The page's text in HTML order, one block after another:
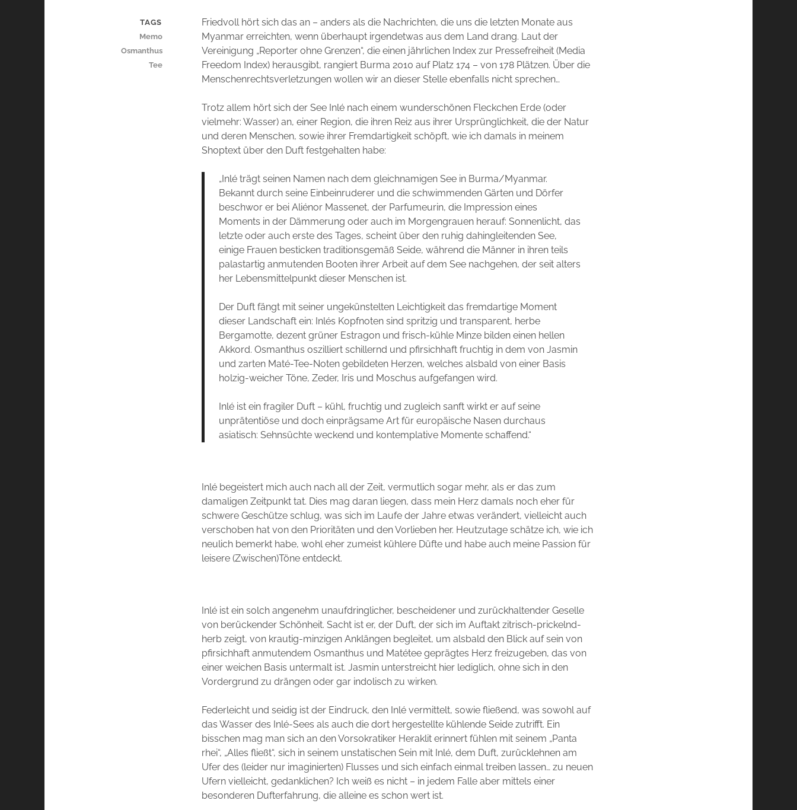
Friedvoll hört sich das an – anders als die Nachrichten, die uns die letzten Monate aus
Myanmar erreichten, wenn überhaupt irgendetwas aus dem Land drang. Laut der
Vereinigung „Reporter ohne Grenzen“, die einen jährlichen Index zur Pressefreiheit (Media
Freedom Index) herausgibt, rangiert Burma 2010 auf Platz 174 – von 178 Plätzen. Über die
Menschenrechtsverletzungen wollen wir an dieser Stelle ebenfalls nicht sprechen…
Trotz allem hört sich der See Inlé nach einem wunderschönen Fleckchen Erde (oder
vielmehr: Wasser) an, einer Region, die ihren Reiz aus ihrer Ursprünglichkeit, die der Natur
und deren Menschen, sowie ihrer Fremdartigkeit schöpft, wie ich damals in meinem
Shoptext über den Duft festgehalten habe:
„Inlé trägt seinen Namen nach dem gleichnamigen See in Burma/Myanmar.
Bekannt durch seine Einbeinruderer und die schwimmenden Gärten und Dörfer
beschwor er bei Aliénor Massenet, der Parfumeurin, die Impression eines
Moments in der Dämmerung oder auch im Morgengrauen herauf: Sonnenlicht, das
letzte oder auch erste des Tages, scheint über den ruhig dahingleitenden See,
einige Frauen besticken traditionsgemäß Seide, während die Männer in ihren teils
palastartig anmutenden Booten ihrer Arbeit auf dem See nachgehen, der seit alters
her Lebensmittelpunkt dieser Menschen ist.
Der Duft fängt mit seiner ungekünstelten Leichtigkeit das fremdartige Moment
dieser Landschaft ein: Inlés Kopfnoten sind spritzig und transparent, herbe
Bergamotte, dezent grüner Estragon und frisch-kühle Minze bilden einen hellen
Akkord. Osmanthus oszilliert schillernd und pfirsichhaft fruchtig in dem von Jasmin
und zarten Maté-Tee-Noten gebildeten Herzen, welches alsbald von einer Basis
holzig-weicher Töne, Zeder, Iris und Moschus aufgefangen wird.
Inlé ist ein fragiler Duft – kühl, fruchtig und zugleich sanft wirkt er auf seine
unprätentiöse und doch einprägsame Art für europäische Nasen durchaus
asiatisch: Sehnsüchte weckend und kontemplative Momente schaffend.“
Inlé begeistert mich auch nach all der Zeit, vermutlich sogar mehr, als er das zum
damaligen Zeitpunkt tat. Dies mag daran liegen, dass mein Herz damals noch eher für
schwere Geschütze schlug, was sich im Laufe der Jahre etwas verändert, vielleicht auch
verschoben hat von den Prioritäten und den Vorlieben her. Heutzutage schätze ich, wie ich
neulich bemerkt habe, wohl eher zumeist kühlere Düfte und habe auch meine Passion für
leisere (Zwischen)Töne entdeckt.
Inlé ist ein solch angenehm unaufdringlicher, bescheidener und zurückhaltender Geselle
von berückender Schönheit. Sacht ist er, der Duft, der sich im Auftakt zitrisch-prickelnd-
herb zeigt, von krautig-minzigen Anklängen begleitet, um alsbald den Blick auf sein von
pfirsichhaft anmutendem Osmanthus und Matétee geprägtes Herz freizugeben, das von
einer weichen Basis untermalt ist. Jasmin unterstreicht hier lediglich, ohne sich in den
Vordergrund zu drängen oder gar indolisch zu wirken.
Federleicht und seidig ist der Eindruck, den Inlé vermittelt, sowie fließend, was sowohl auf
das Wasser des Inlé-Sees als auch die dort hergestellte kühlende Seide zutrifft. Ein
bisschen mag man sich an den Vorsokratiker Heraklit erinnert fühlen mit seinem „Panta
rhei“, „Alles fließt“, sich in seinem unstatischen Sein mit Inlé, dem Duft, zurücklehnen am
Ufer des (leider nur imaginierten) Flusses und sich einfach einmal treiben lassen… zu neuen
Ufern vielleicht, gedanklichen? Ich weiß es nicht – in jedem Falle aber mittels einer
besonderen Dufterfahrung, die alleine es schon wert ist.
TAGS
Memo
Osmanthus
Tee